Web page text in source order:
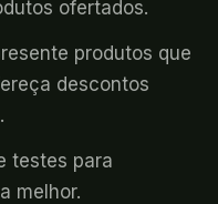
ofertados.
produtos que
descontos
testes para
melhor.